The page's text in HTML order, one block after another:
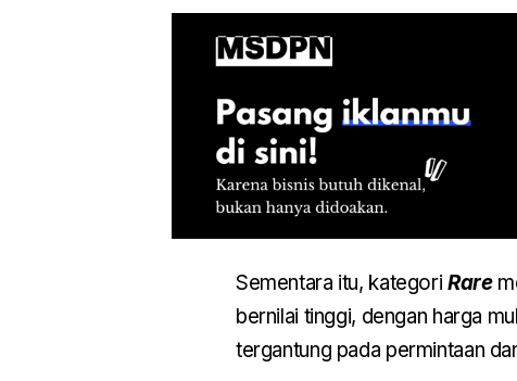
Sementara itu, kategori Rare
bernilai tinggi, dengan harga
tergantung pada permintaan